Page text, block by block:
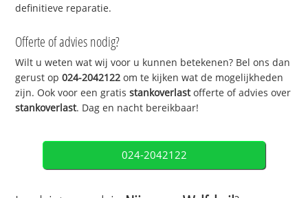
definitieve reparatie.
Offerte of advies nodig?
Wilt u weten wat wij voor u kunnen betekenen? Bel ons dan
gerust op024-2042122 om te kijken wat de mogelijkheden
zijn. Ook voor een gratisstankoverlastofferte of advies over
stankoverlast. Dag en nacht bereikbaar!
024-2042122